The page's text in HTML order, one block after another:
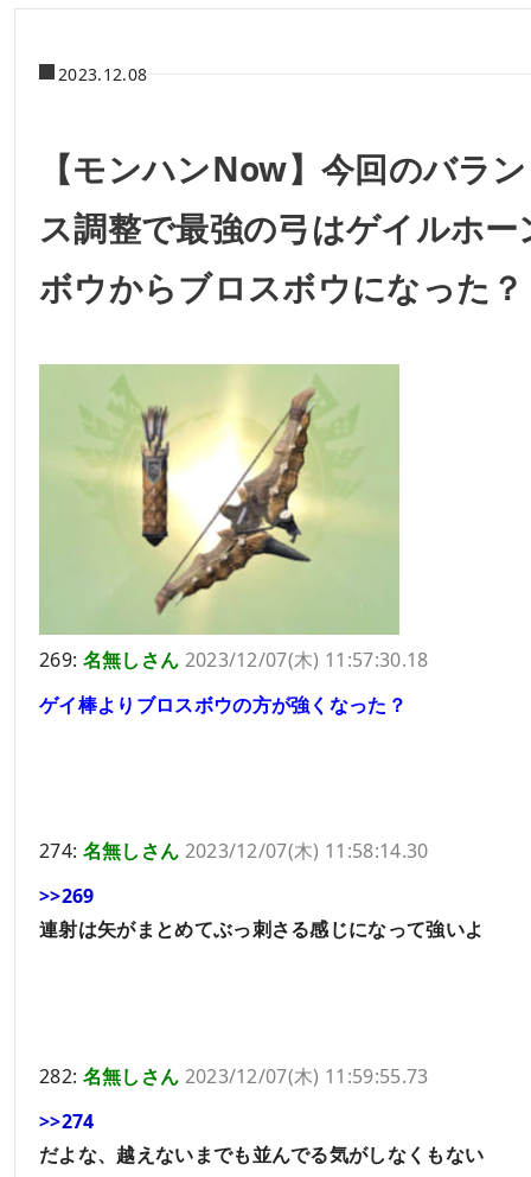
2023.12.08
【モンハンNow】今回のバラン
ス調整で最強の弓はゲイルホー
ボウからブロスボウになった？
269: 名無しさん 2023/12/07(木) 11:57:30.18
ゲイ棒よりブロスボウの方が強くなった？
274: 名無しさん 2023/12/07(木) 11:58:14.30
>>269
連射は矢がまとめてぶっ刺さる感じになって強いよ
282: 名無しさん 2023/12/07(木) 11:59:55.73
>>274
だよな、越えないまでも並んでる気がしなくもない